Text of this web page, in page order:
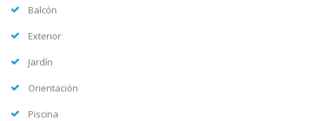
Balcón
Exterior
Jardín
Orientación
Piscina